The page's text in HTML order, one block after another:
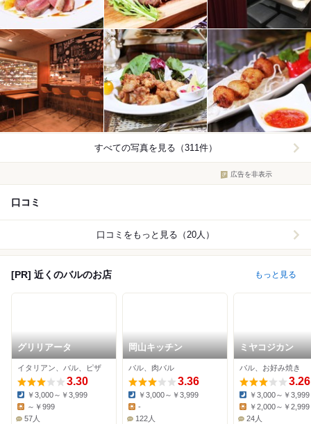
すべての写真を見る（311件）
広告を非表示
口コミ
口コミをもっと見る（20人）
[PR] 近くのバルのお店 もっと見る
グリリアータ
イタリアン、バル、ピザ
3.30
Dinner:
￥3,000～￥3,999
Lunch:
～￥999
57人
岡山キッチン
バル、肉バル
3.36
Dinner:
￥3,000～￥3,999
-
122人
ミヤコジカン
バル、お好み焼き
3.26
Dinner:
￥3,000～￥3,999
Lunch:
￥2,000～￥2,999
24人